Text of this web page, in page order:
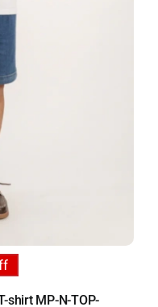
shirt MP-N-TOP-